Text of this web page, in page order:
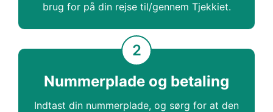
brug for på din rejse til/gennem Tjekkiet.
2
Nummerplade og betaling
Indtast din nummerplade, og sørg for at den